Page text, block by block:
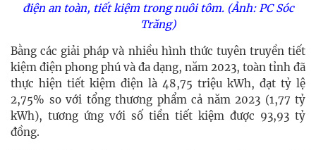
điện an toàn, tiết kiệm trong nuôi tôm. (Ảnh: PC Sóc
Trăng)
Bằng các giải pháp và nhiều hình thức tuyên truyền tiết
kiệm điện phong phú và đa dạng, năm 2023, toàn tỉnh đã
thực hiện tiết kiệm điện là 48,75 triệu kWh, đạt tỷ lệ
2,75% so với tổng thương phẩm cả năm 2023 (1,77 tỷ
kWh), tương ứng với số tiền tiết kiệm được 93,93 tỷ
đồng.